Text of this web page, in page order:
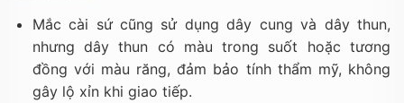
Mắc cài sứ cũng sử dụng dây cung và dây thun,
nhưng dây thun có màu trong suốt hoặc tương
đồng với màu răng, đảm bảo tính thẩm mỹ, không
gây lộ xỉn khi giao tiếp.